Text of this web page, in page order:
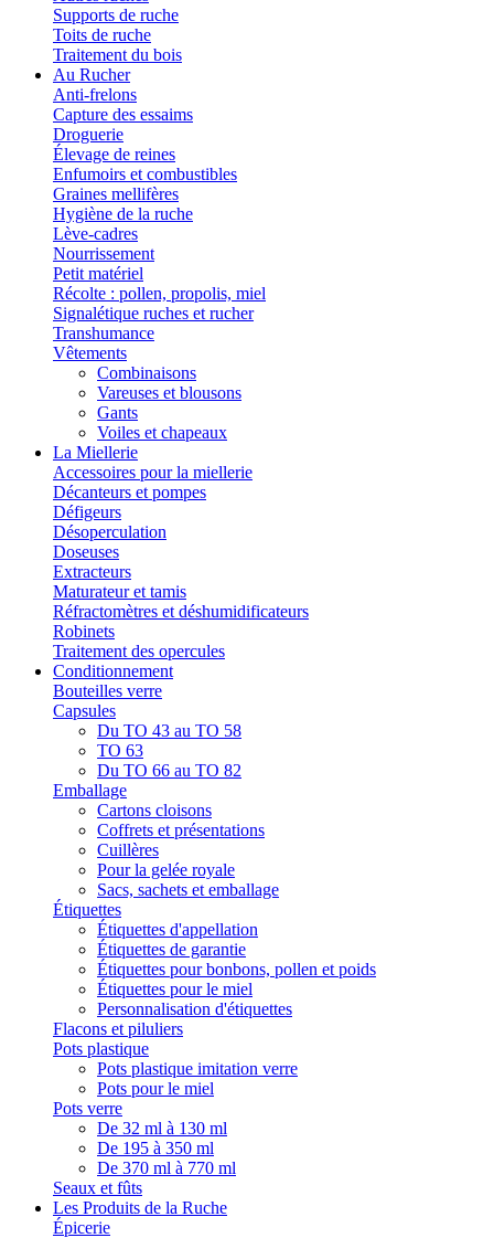
Supports de ruche
Toits de ruche
Traitement du bois
Au Rucher
Anti-frelons
Capture des essaims
Droguerie
Élevage de reines
Enfumoirs et combustibles
Graines mellifères
Hygiène de la ruche
Lève-cadres
Nourrissement
Petit matériel
Récolte : pollen, propolis, miel
Signalétique ruches et rucher
Transhumance
Vêtements
Combinaisons
Vareuses et blousons
Gants
Voiles et chapeaux
La Miellerie
Accessoires pour la miellerie
Décanteurs et pompes
Défigeurs
Désoperculation
Doseuses
Extracteurs
Maturateur et tamis
Réfractomètres et déshumidificateurs
Robinets
Traitement des opercules
Conditionnement
Bouteilles verre
Capsules
Du TO 43 au TO 58
TO 63
Du TO 66 au TO 82
Emballage
Cartons cloisons
Coffrets et présentations
Cuillères
Pour la gelée royale
Sacs, sachets et emballage
Étiquettes
Étiquettes d'appellation
Étiquettes de garantie
Étiquettes pour bonbons, pollen et poids
Étiquettes pour le miel
Personnalisation d'étiquettes
Flacons et piluliers
Pots plastique
Pots plastique imitation verre
Pots pour le miel
Pots verre
De 32 ml à 130 ml
De 195 à 350 ml
De 370 ml à 770 ml
Seaux et fûts
Les Produits de la Ruche
Épicerie